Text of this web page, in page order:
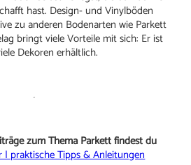
hast. Design- und Vinylböden
zu anderen Bodenarten wie Parkett
bringt viele Vorteile mit sich: Er ist
Dekoren erhältlich.
zum Thema Parkett findest du
| praktische Tipps & Anleitungen